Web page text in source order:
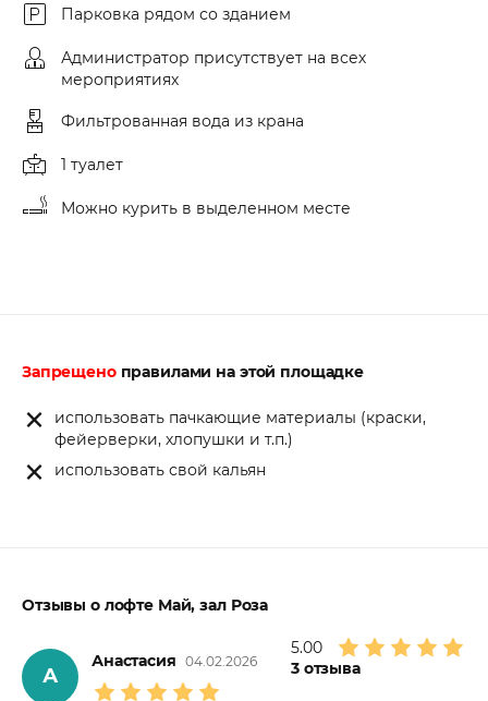
Парковка рядом со зданием
Администратор присутствует на всех
мероприятиях
Фильтрованная вода из крана
1 туалет
Можно курить в выделенном месте
Запрещеноправилами на этой площадке
использовать пачкающие материалы (краски,
фейерверки, хлопушки и т.п.)
использовать свой кальян
Отзывы о лофте Май, зал Роза
5.00
3отзыва
А
Анастасия 04.02.2026